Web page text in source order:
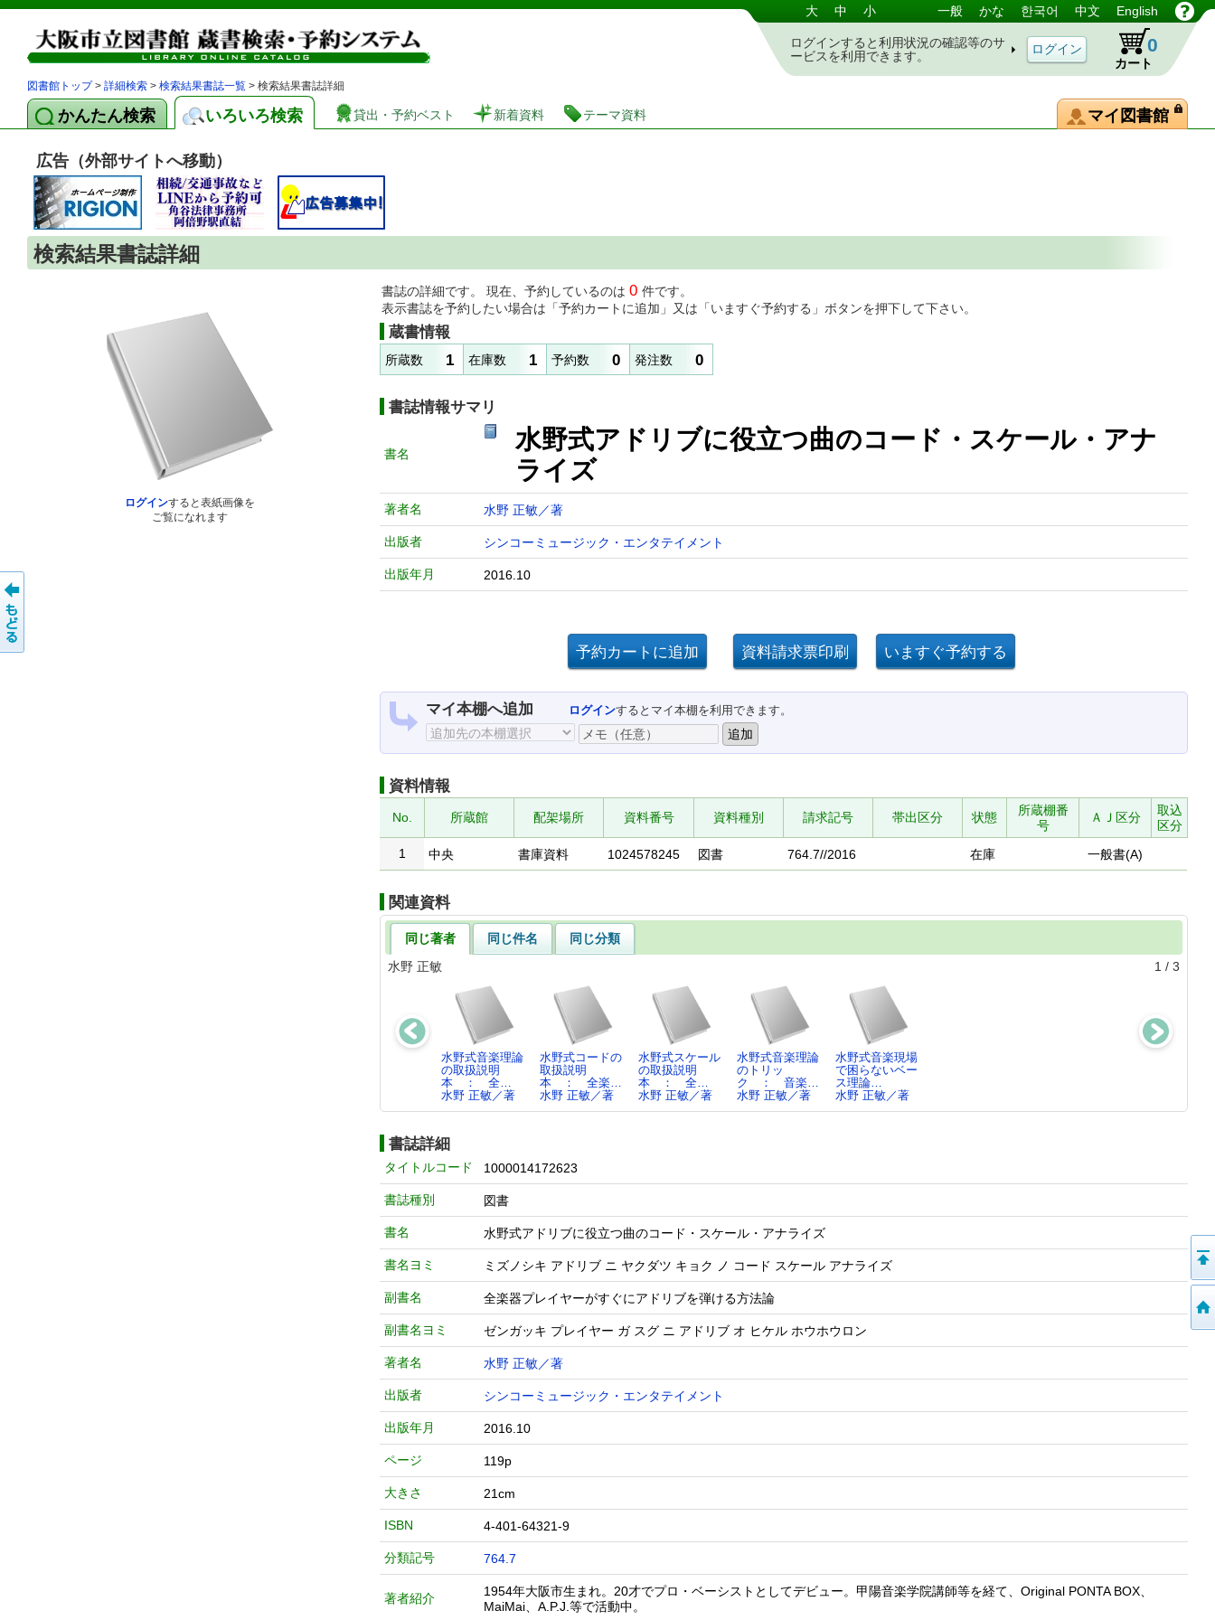
図書館 蔵書検索・予約システム 大 中 小 一般 かな 한국어 中文 English
ログインすると利用状況の確認等のサ
ービスを利用できます。
カート
0
図書館トップ> 詳細検索 > 検索結果書誌一覧 > 検索結果書誌詳細
かんたん検索 いろいろ検索 貸出・予約ベスト 新着資料 テーマ資料 マイ図書館
広告（外部サイトへ移動）
検索結果書誌詳細
ログインすると表紙画像を
ご覧になれます
書誌の詳細です。 現在、予約しているのは 0 件です。
表示書誌を予約したい場合は「予約カートに追加」又は「いますぐ予約する」ボタンを押下して下さい。
蔵書情報
所蔵数 1 在庫数 1 予約数 0 発注数 0
書誌情報サマリ
書名
水野式アドリブに役立つ曲のコード・スケール・アナ
ライズ
著者名 水野 正敏／著
出版者 シンコーミュージック・エンタテイメント
出版年月 2016.10
マイ本棚へ追加 ログインするとマイ本棚を利用できます。
資料情報
No. 所蔵館 配架場所 資料番号 資料種別 請求記号 帯出区分 状態
所蔵棚番
号
ＡＪ区分
取込
区分
1
中央 書庫資料 1024578245 図書 764.7//2016 在庫 一般書(A)
関連資料
同じ著者 同じ件名
同じ分類
水野 正敏
1 / 3
水野式音楽理論
の取扱説明
本 ： 全…
水野 正敏／著
水野式コードの
取扱説明
本 ： 全楽…
水野 正敏／著
水野式スケール
の取扱説明
本 ： 全…
水野 正敏／著
水野式音楽理論
のトリッ
ク ： 音楽…
水野 正敏／著
水野式音楽現場
で困らないベー
ス理論…
水野 正敏／著
書誌詳細
タイトルコード 1000014172623
書誌種別 図書
書名 水野式アドリブに役立つ曲のコード・スケール・アナライズ
書名ヨミ ミズノシキ アドリブ ニ ヤクダツ キョク ノ コード スケール アナライズ
副書名 全楽器プレイヤーがすぐにアドリブを弾ける方法論
副書名ヨミ ゼンガッキ プレイヤー ガ スグ ニ アドリブ オ ヒケル ホウホウロン
著者名 水野 正敏／著
出版者 シンコーミュージック・エンタテイメント
出版年月 2016.10
ページ 119p
大きさ 21cm
ISBN 4-401-64321-9
分類記号 764.7
著者紹介
1954年大阪市生まれ。20才でプロ・ベーシストとしてデビュー。甲陽音楽学院講師等を経て、Original PONTA BOX、
MaiMai、A.P.J.等で活動中。